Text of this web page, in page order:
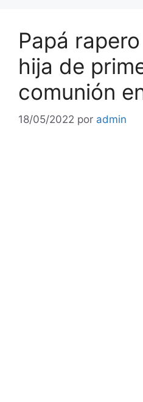
Papá
hija de
comunión
18/05/2022 por admin